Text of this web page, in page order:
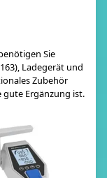
Sie
Ladegerät und
Zubehör
gute Ergänzung ist.